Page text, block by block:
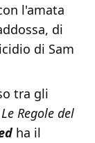
l'amata
di
di Sam
tra gli
Le Regole del
ha il